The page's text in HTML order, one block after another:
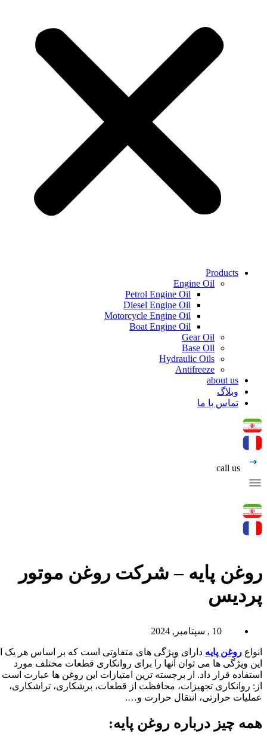
Products
Engine Oil
Petrol Engine Oil
Diesel Engine Oil
Motorcycle Engine Oil
Boat Engine Oil
Gear Oil
Base Oil
Hydraulic Oils
Antifreeze
about us
وبلاگ
تماس با ما
call us
روغن پایه – شرکت روغن موتور
پردیس
10 , سپتامبر, 2024
انواعروغن پایهدارای ویژگی های متفاوتی است که بر اساس هر یک از
این ویژگی ها می توان آنها را برای روانکاری قطعات مختلف مورد
استفاده قرار داد. از برجسته ترین امتیازات این روغن ها عبارت است
از: روانکاری تجهیزات، محافظت از قطعات، برشکاری، تراشکاری،
عملیات حرارتی، انتقال حرارت و….
همه چیز درباره روغن پایه: